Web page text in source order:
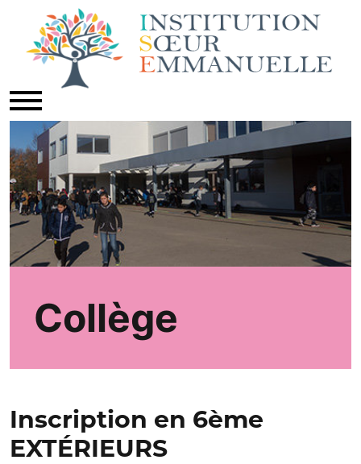
Collège
Inscription en 6ème
EXTÉRIEURS